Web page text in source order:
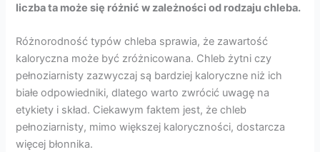
liczba ta może się różnić w zależności od rodzaju chleba.
Różnorodność typów chleba sprawia, że zawartość
kaloryczna może być zróżnicowana. Chleb żytni czy
pełnoziarnisty zazwyczaj są bardziej kaloryczne niż ich
białe odpowiedniki, dlatego warto zwrócić uwagę na
etykiety i skład. Ciekawym faktem jest, że chleb
pełnoziarnisty, mimo większej kaloryczności, dostarcza
więcej błonnika.